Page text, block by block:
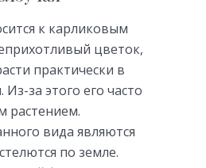
к карликовым
цветок,
практически в
за этого его часто
растением.
вида являются
по земле.